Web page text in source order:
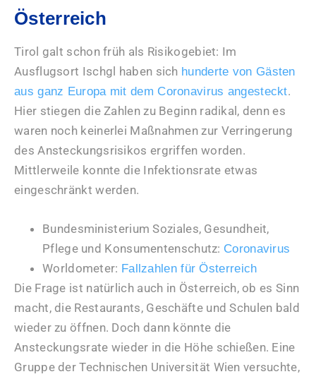
Österreich
Tirol galt schon früh als Risikogebiet: Im
Ausflugsort Ischgl haben sich hunderte von Gästen
aus ganz Europa mit dem Coronavirus angesteckt.
Hier stiegen die Zahlen zu Beginn radikal, denn es
waren noch keinerlei Maßnahmen zur Verringerung
des Ansteckungsrisikos ergriffen worden.
Mittlerweile konnte die Infektionsrate etwas
eingeschränkt werden.
Bundesministerium Soziales, Gesundheit,
Pflege und Konsumentenschutz: Coronavirus
Worldometer: Fallzahlen für Österreich
Die Frage ist natürlich auch in Österreich, ob es Sinn
macht, die Restaurants, Geschäfte und Schulen bald
wieder zu öffnen. Doch dann könnte die
Ansteckungsrate wieder in die Höhe schießen. Eine
Gruppe der Technischen Universität Wien versuchte,